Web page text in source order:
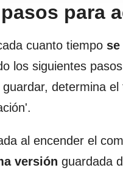
para
cuanto tiempo
los siguientes
determina
al encender el
versión guardada